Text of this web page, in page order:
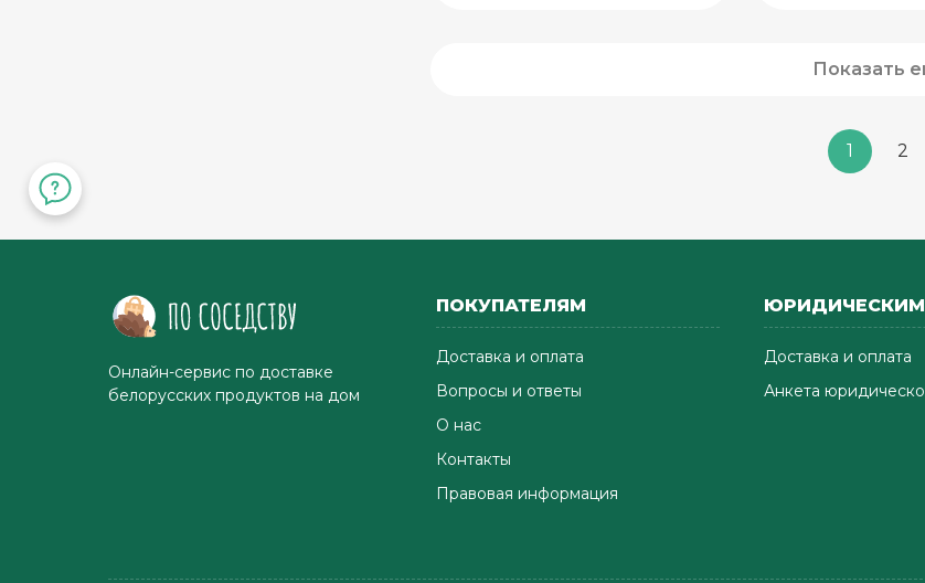
Показать
1 2
Онлайн-сервис по доставке
белорусских продуктов на дом
ПОКУПАТЕЛЯМ
Доставка и оплата
Вопросы и ответы
О нас
Контакты
Правовая информация
Доставка и оплата
Анкета